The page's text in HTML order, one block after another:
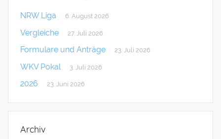
NRW Liga 6. August 2026
Vergleiche 27. Juli 2026
Formulare und Anträge 23. Juli 2026
WKV Pokal 3. Juli 2026
2026 23. Juni 2026
Archiv